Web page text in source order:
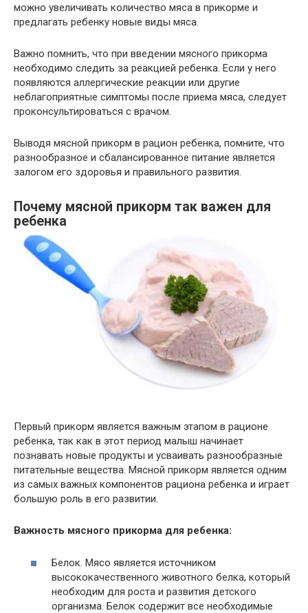
можно увеличивать количество мяса в прикорме и
предлагать ребенку новые виды мяса.
Важно помнить, что при введении мясного прикорма
необходимо следить за реакцией ребенка. Если у него
появляются аллергические реакции или другие
неблагоприятные симптомы после приема мяса, следует
проконсультироваться с врачом.
Выводя мясной прикорм в рацион ребенка, помните, что
разнообразное и сбалансированное питание является
залогом его здоровья и правильного развития.
Почему мясной прикорм так важен для
ребенка
Первый прикорм является важным этапом в рационе
ребенка, так как в этот период малыш начинает
познавать новые продукты и усваивать разнообразные
питательные вещества. Мясной прикорм является одним
из самых важных компонентов рациона ребенка и играет
большую роль в его развитии.
Важность мясного прикорма для ребенка:
Белок. Мясо является источником
высококачественного животного белка, который
необходим для роста и развития детского
организма. Белок содержит все необходимые